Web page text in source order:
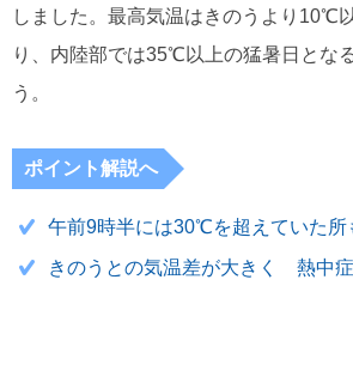
しました。最高気温はきのうより10℃
り、内陸部では35℃以上の猛暑日とな
う。
ポイント解説へ
午前9時半には30℃を超えていた所
きのうとの気温差が大きく 熱中